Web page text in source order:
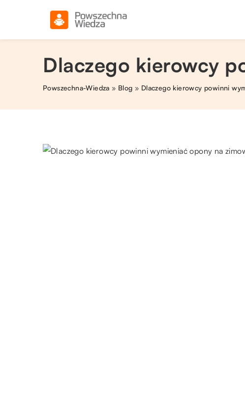
Dlaczego kierowcy
Powszechna-Wiedza » Blog » Dlaczego kierowcy powinni